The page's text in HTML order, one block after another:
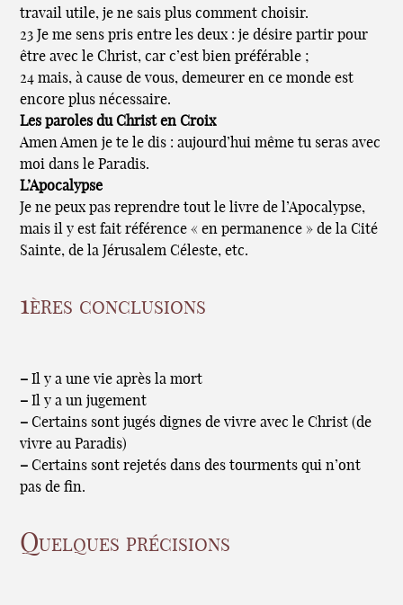
travail utile, je ne sais plus comment choisir.
23 Je me sens pris entre les deux : je désire partir pour
être avec le Christ, car c’est bien préférable ;
24 mais, à cause de vous, demeurer en ce monde est
encore plus nécessaire.
Les paroles du Christ en Croix
Amen Amen je te le dis : aujourd’hui même tu seras avec
moi dans le Paradis.
L’Apocalypse
Je ne peux pas reprendre tout le livre de l’Apocalypse,
mais il y est fait référence « en permanence » de la Cité
Sainte, de la Jérusalem Céleste, etc.
1ères conclusions
– Il y a une vie après la mort
– Il y a un jugement
– Certains sont jugés dignes de vivre avec le Christ (de
vivre au Paradis)
– Certains sont rejetés dans des tourments qui n’ont
pas de fin.
Quelques précisions